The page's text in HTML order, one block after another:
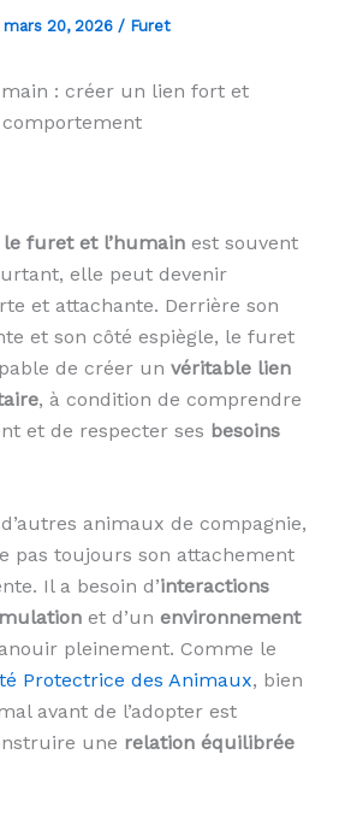
mars 20, 2026 / Furet
: créer un lien fort et
furet et l’humain est souvent
elle peut devenir
et attachante. Derrière son
et son côté espiègle, le furet
de créer un véritable lien
, à condition de comprendre
et de respecter ses besoins
animaux de compagnie,
pas toujours son attachement
Il a besoin d’interactions
et d’un environnement
pleinement. Comme le
Protectrice des Animaux, bien
avant de l’adopter est
une relation équilibrée